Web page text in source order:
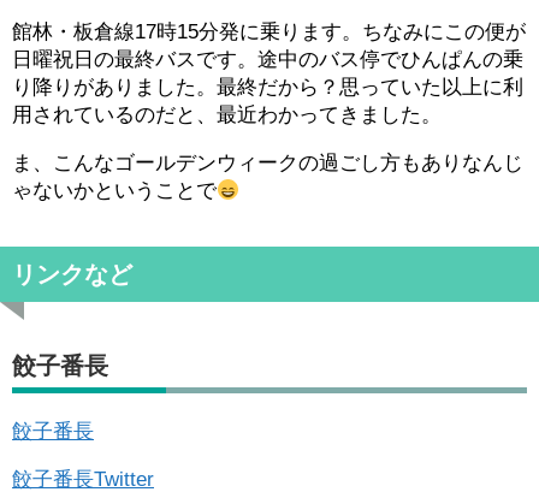
館林・板倉線17時15分発に乗ります。ちなみにこの便が
日曜祝日の最終バスです。途中のバス停でひんぱんの乗
り降りがありました。最終だから？思っていた以上に利
用されているのだと、最近わかってきました。
ま、こんなゴールデンウィークの過ごし方もありなんじ
ゃないかということで
リンクなど
餃子番長
餃子番長
餃子番長Twitter